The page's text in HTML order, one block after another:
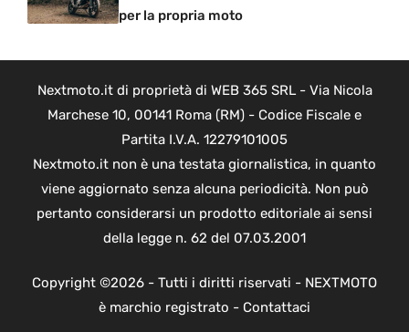
per la propria moto
Nextmoto.it di proprietà di WEB 365 SRL - Via Nicola
Marchese 10, 00141 Roma (RM) - Codice Fiscale e
Partita I.V.A. 12279101005
Nextmoto.it non è una testata giornalistica, in quanto
viene aggiornato senza alcuna periodicità. Non può
pertanto considerarsi un prodotto editoriale ai sensi
della legge n. 62 del 07.03.2001
Copyright ©2026 - Tutti i diritti riservati - NEXTMOTO
è marchio registrato - Contattaci